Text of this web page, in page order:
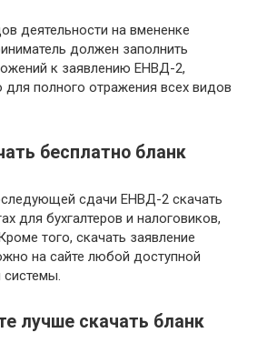
деятельности на вмененке
должен заполнить
к заявлению ЕНВД-2,
полного отражения всех видов
бесплатно бланк
сдачи ЕНВД-2 скачать
для бухгалтеров и налоговиков,
того, скачать заявление
на сайте любой доступной
системы.
лучше скачать бланк